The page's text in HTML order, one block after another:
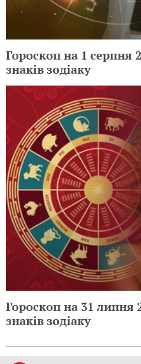
Гороскоп на 1 серпня
знаків зодіаку
Гороскоп на 31 липня
знаків зодіаку